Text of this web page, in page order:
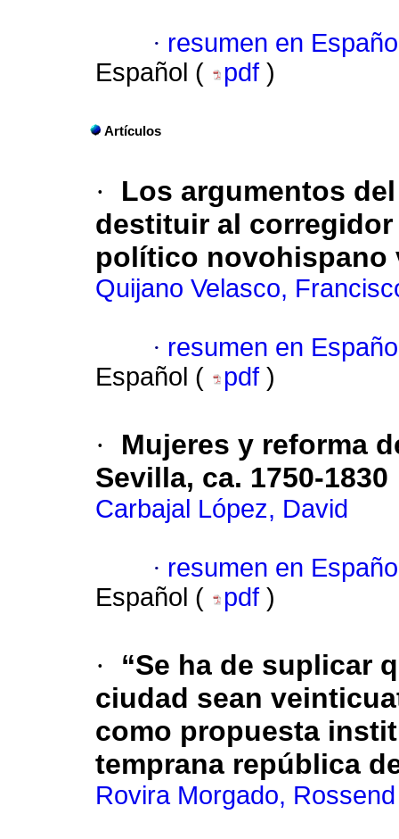
· resumen en
Español (
pdf )
Artículos
·
Los argumentos
destituir al corregidor
político novohispano
Quijano Velasco,
· resumen en
Español (
pdf )
·
Mujeres y reforma
Sevilla, ca. 1750-1830
Carbajal López, David
· resumen en
Español (
pdf )
·
“Se ha de suplicar
ciudad sean
como propuesta
temprana república
Rovira Morgado, Rossend